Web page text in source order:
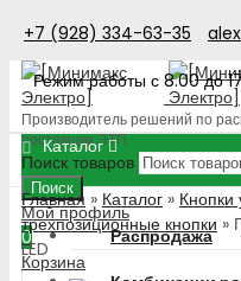
+7 (928) 334-63-35
Режим работы с 8.00 до
Производитель решений по
поставщик ЭТП
Поиск товаров
Поиск
Мой профиль
0
Корзина
Каталог
Распродажа
Главная » Каталог » Кнопки
трехпозиционные кнопки »
LED